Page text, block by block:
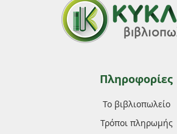
Πληροφορίες
Το βιβλιοπωλείο
Τρόποι πληρωμής